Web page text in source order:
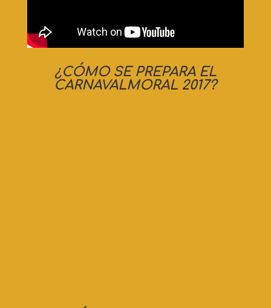
¿CÓMO SE PREPARA EL
CARNAVALMORAL 2017?